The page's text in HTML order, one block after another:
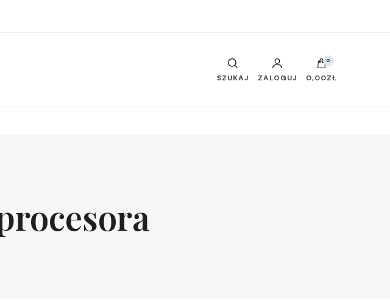
SZUKAJ ZALOGUJ
0
0,00ZŁ